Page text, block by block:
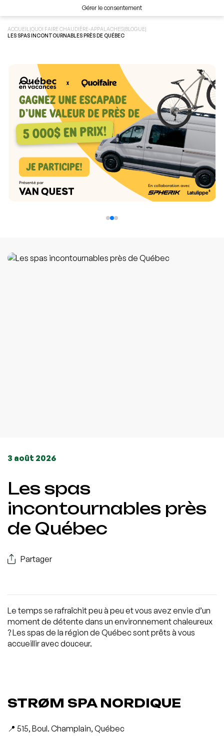
Gérer le consentement
ACCUEIL |QUOI FAIRE CHAUDIÈRE-APPALACHES|BLOGUE|
LES SPAS INCONTOURNABLES PRÈS DE QUÉBEC
3 août 2026
Les spas
incontournables près
de Québec
Partager
Le temps se rafraîchit peu à peu et vous avez envie d’un
moment de détente dans un environnement chaleureux
? Les spas de la région de Québec sont prêts à vous
accueillir avec douceur.
STRØM SPA NORDIQUE
📍 515, Boul. Champlain, Québec